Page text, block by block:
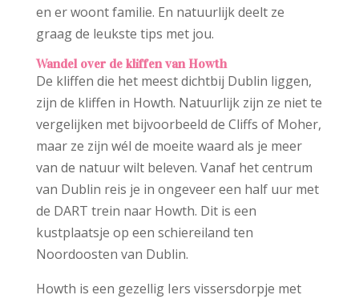
en er woont familie. En natuurlijk deelt ze
graag de leukste tips met jou.
Wandel over de kliffen van Howth
De kliffen die het meest dichtbij Dublin liggen,
zijn de kliffen in Howth. Natuurlijk zijn ze niet te
vergelijken met bijvoorbeeld de Cliffs of Moher,
maar ze zijn wél de moeite waard als je meer
van de natuur wilt beleven. Vanaf het centrum
van Dublin reis je in ongeveer een half uur met
de DART trein naar Howth. Dit is een
kustplaatsje op een schiereiland ten
Noordoosten van Dublin.
Howth is een gezellig Iers vissersdorpje met